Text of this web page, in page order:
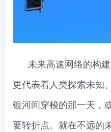
未来高速网络的构
更代表着人类探索未知
银河间穿梭的那一天，
要转折点。就在不远的